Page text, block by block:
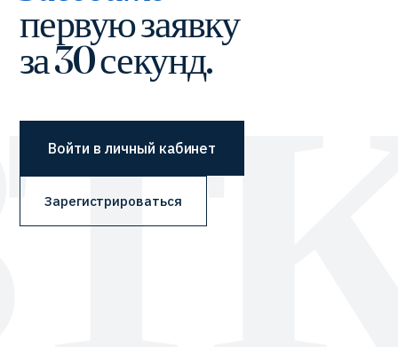
первую заявку
за 30 секунд.
Войти в личный кабинет
Зарегистрироваться